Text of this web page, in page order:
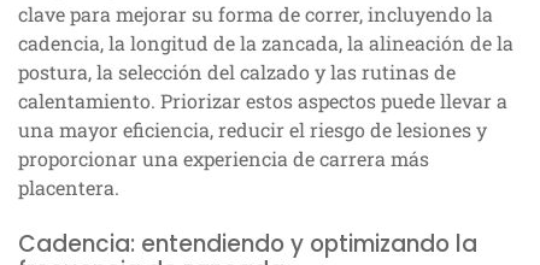
clave para mejorar su forma de correr, incluyendo la
cadencia, la longitud de la zancada, la alineación de la
postura, la selección del calzado y las rutinas de
calentamiento. Priorizar estos aspectos puede llevar a
una mayor eficiencia, reducir el riesgo de lesiones y
proporcionar una experiencia de carrera más
placentera.
Cadencia: entendiendo y optimizando la